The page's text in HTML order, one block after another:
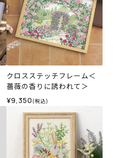
クロスステッチフレーム＜
薔薇の香りに誘われて＞
¥9,350 (税込)